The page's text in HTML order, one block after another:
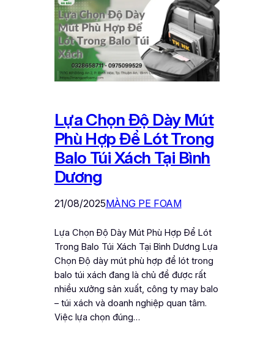
Lựa Chọn Độ Dày Mút
Phù Hợp Để Lót Trong
Balo Túi Xách Tại Bình
Dương
21/08/2025MÀNG PE FOAM
Lựa Chọn Độ Dày Mút Phù Hợp Để Lót
Trong Balo Túi Xách Tại Bình Dương Lựa
Chọn Độ dày mút phù hợp để lót trong
balo túi xách đang là chủ đề được rất
nhiều xưởng sản xuất, công ty may balo
– túi xách và doanh nghiệp quan tâm.
Việc lựa chọn đúng…